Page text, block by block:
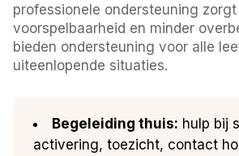
professionele ondersteuning
voorspelbaarheid en minder
bieden ondersteuning voor alle
uiteenlopende situaties.
Begeleiding thuis: hulp bij
activering, toezicht, contact